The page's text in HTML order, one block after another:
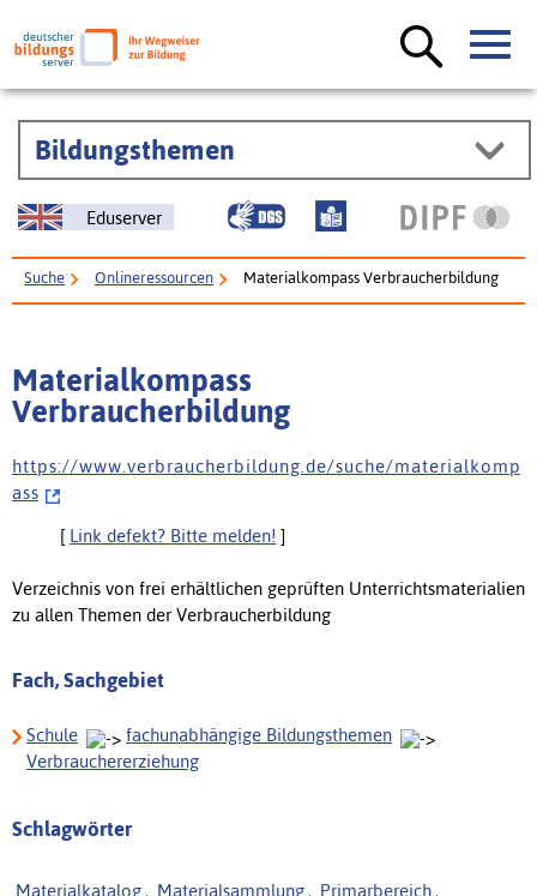
Bildungsthemen
Eduserver
Suche Onlineressourcen Materialkompass Verbraucherbildung
Materialkompass
Verbraucherbildung
h t t p s : / / w w w . v e r b r a u c h e r b i l d u n g . d e / s u c h e / m a t e r i a l k o m p
a s s
[ Link defekt? Bitte melden! ]
Verzeichnis von frei erhältlichen geprüften Unterrichtsmaterialien
zu allen Themen der Verbraucherbildung
Fach, Sachgebiet
Schule
fachunabhängige Bildungsthemen
Verbrauchererziehung
Schlagwörter
Materialkatalog , Materialsammlung , Primarbereich ,